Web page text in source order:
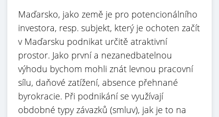
Maďarsko, jako země je pro potencionálního
investora, resp. subjekt, který je ochoten začít
v Maďarsku podnikat určitě atraktivní
prostor. Jako první a nezanedbatelnou
výhodu bychom mohli znát levnou pracovní
sílu, daňové zatížení, absence přehnané
byrokracie. Při podnikání se využívají
obdobné typy závazků (smluv), jak je to na